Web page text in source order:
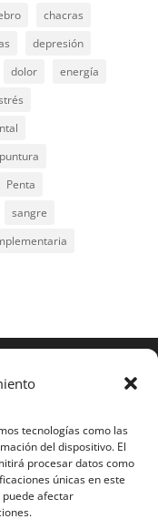
tecnologías como las
del dispositivo. El
procesar datos como
únicas en este
afectar
chacras
depresión
dolor
energía
Penta
sangre
necesita pedir
Gil Sánchez.